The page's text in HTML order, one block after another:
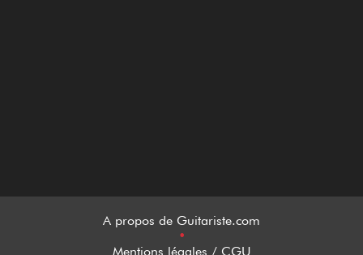
A propos de Guitariste.com
•
Mentions légales / CGU